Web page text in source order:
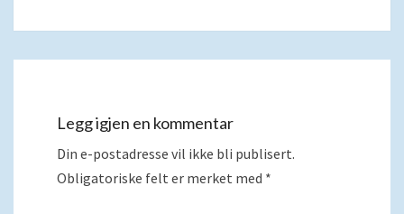
Legg igjen en kommentar
Din e-postadresse vil ikke bli publisert.
Obligatoriske felt er merket med *